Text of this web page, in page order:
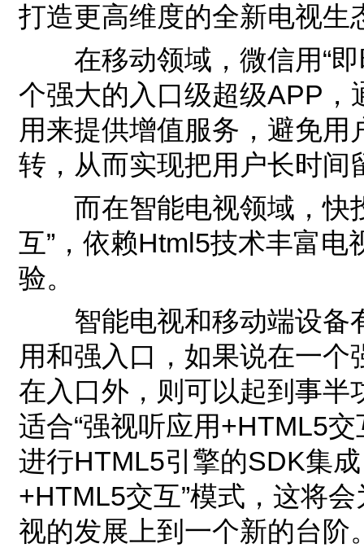
打造更高维度的全新电视生
在移动领域，微信用“即
个强大的入口级超级APP
用来提供增值服务，避免
转，从而实现把用户长时间
而在智能电视领域，快
互”，依赖Html5技术丰富
验。
智能电视和移动端设备有
用和强入口，如果说在一
在入口外，则可以起到事
适合“强视听应用+HTML5
进行HTML5引擎的SDK集
+HTML5交互”模式，这将
视的发展上到一个新的台阶